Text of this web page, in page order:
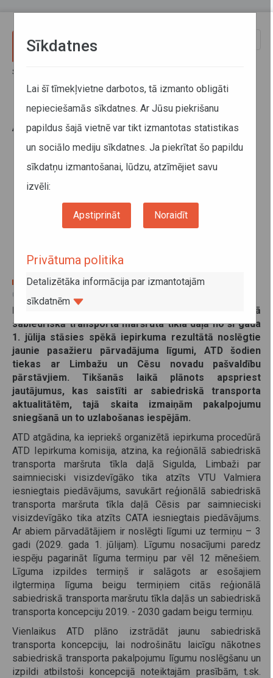
Sākums
ATD tiekas ar Limbažu un Cēsu
novadu pašvaldību pārstāvjiem
08. maijs 2026
Ņemot vērā to, ka Limbažu un Cēsu reģionālā
sabiedriskā transporta maršruta tīkla daļā no šī gada
1. jūlija stāsies spēkā iepirkuma rezultātā noslēgtie
jaunie pasažieru pārvadājuma līgumi, ATD šodien
tiekas ar Limbažu un Cēsu novadu pašvaldību
pārstāvjiem. Tikšanās laikā plānots apspriest
jautājumus, kas saistīti ar sabiedriskā transporta
aktualitātēm, tajā skaita izmaiņām pakalpojumu
sniegšanā un to uzlabošanas iespējām.
ATD atgādina, ka iepriekš organizētā iepirkuma procedūrā
ATD Iepirkuma komisija, atzina, ka reģionālā sabiedriskā
transporta maršruta tīkla daļā Sigulda, Limbaži par
saimnieciski visizdevīgāko tika atzīts VTU Valmiera
iesniegtais piedāvājums, savukārt reģionālā sabiedriskā
transporta maršruta tīkla daļā Cēsis par saimnieciski
visizdevīgāko tika atzīts CATA iesniegtais piedāvājums.
Ar abiem pārvadātājiem ir noslēgti līgumi uz termiņu – 3
gadi (2029. gada 1. jūlijam). Līgumu nosacījumi paredz
iespēju pagarināt līguma termiņu par vēl 12 mēnešiem.
Līguma izpildes termiņš ir salāgots ar esošajiem
ilgtermiņa līguma beigu termiņiem citās reģionālā
sabiedriskā transporta maršrutu tīkla daļās un sabiedriskā
transporta koncepciju 2019. - 2030 gadam beigu termiņu.
Vienlaikus ATD plāno izstrādāt jaunu sabiedriskā
transporta koncepciju, lai nodrošinātu laicīgu nākotnes
sabiedriskā transporta pakalpojumu līgumu noslēgšanu un
izpildi atbilstoši koncepcijā noteiktajām prasībām, t.sk.
Sīkdatnes
Lai šī tīmekļvietne darbotos, tā izmanto obligāti
nepieciešamās sīkdatnes. Ar Jūsu piekrišanu
papildus šajā vietnē var tikt izmantotas statistikas
un sociālo mediju sīkdatnes. Ja piekrītat šo papildu
sīkdatņu izmantošanai, lūdzu, atzīmējiet savu
izvēli:
Apstiprināt Noraidīt
Privātuma politika
Detalizētāka informācija par izmantotajām
sīkdatnēm